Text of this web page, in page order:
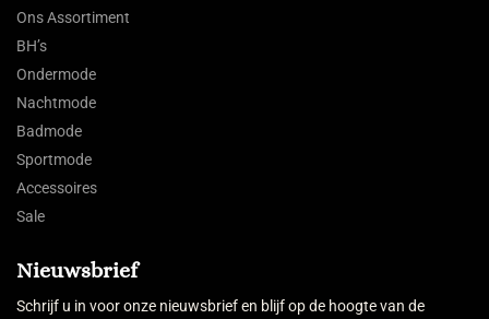
Ons Assortiment
BH’s
Ondermode
Nachtmode
Badmode
Sportmode
Accessoires
Sale
Nieuwsbrief
Schrijf u in voor onze nieuwsbrief en blijf op de hoogte van de